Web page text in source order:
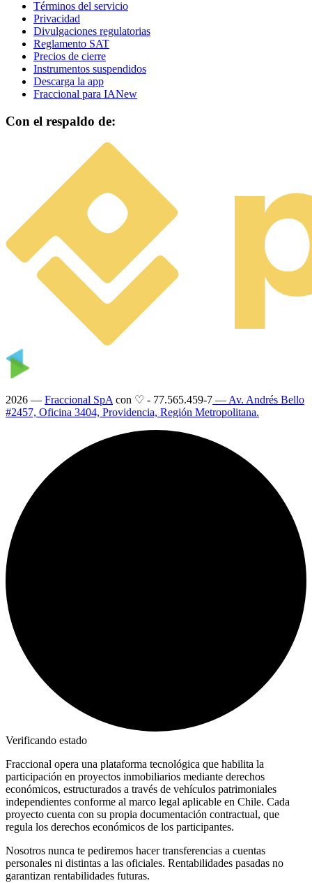
Términos del servicio
Privacidad
Divulgaciones regulatorias
Reglamento SAT
Precios de cierre
Instrumentos suspendidos
Descarga la app
Fraccional para IANew
Con el respaldo de:
2026 — Fraccional SpA con ♡ - 77.565.459-7 — Av. Andrés Bello
#2457, Oficina 3404, Providencia, Región Metropolitana.
Verificando estado
Fraccional opera una plataforma tecnológica que habilita la
participación en proyectos inmobiliarios mediante derechos
económicos, estructurados a través de vehículos patrimoniales
independientes conforme al marco legal aplicable en Chile. Cada
proyecto cuenta con su propia documentación contractual, que
regula los derechos económicos de los participantes.
Nosotros nunca te pediremos hacer transferencias a cuentas
personales ni distintas a las oficiales. Rentabilidades pasadas no
garantizan rentabilidades futuras.